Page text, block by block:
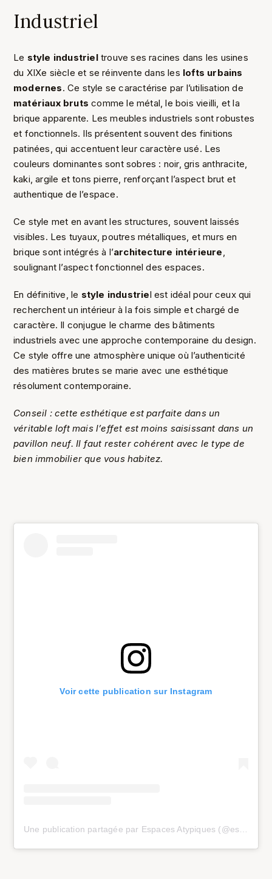
Industriel
Le style industrieltrouve ses racines dans les usines
du XIXe siècle et se réinvente dans les lofts urbains
modernes. Ce style se caractérise par l’utilisation de
matériaux bruts comme le métal, le bois vieilli, et la
brique apparente. Les meubles industriels sont robustes
et fonctionnels. Ils présentent souvent des finitions
patinées, qui accentuent leur caractère usé. Les
couleurs dominantes sont sobres : noir, gris anthracite,
kaki, argile et tons pierre, renforçant l’aspect brut et
authentique de l’espace.
Ce style met en avant les structures, souvent laissés
visibles. Les tuyaux, poutres métalliques, et murs en
brique sont intégrés à l’architecture intérieure,
soulignant l’aspect fonctionnel des espaces.
En définitive, le style industriel est idéal pour ceux qui
recherchent un intérieur à la fois simple et chargé de
caractère. Il conjugue le charme des bâtiments
industriels avec une approche contemporaine du design.
Ce style offre une atmosphère unique où l’authenticité
des matières brutes se marie avec une esthétique
résolument contemporaine.
Conseil : cette esthétique est parfaite dans un
véritable loft mais l’effet est moins saisissant dans un
pavillon neuf. Il faut rester cohérent avec le type de
bien immobilier que vous habitez.
Voir cette publication sur Instagram